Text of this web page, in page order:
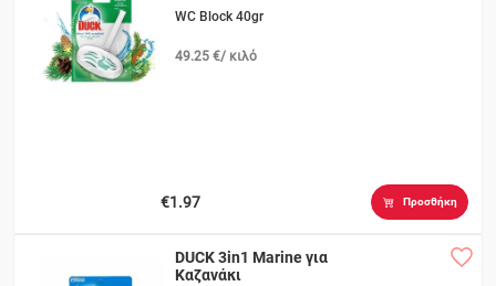
WC Block 40gr
49.25 €/ κιλό
€1.97 Προσθήκη
DUCK 3in1 Marine για
Καζανάκι